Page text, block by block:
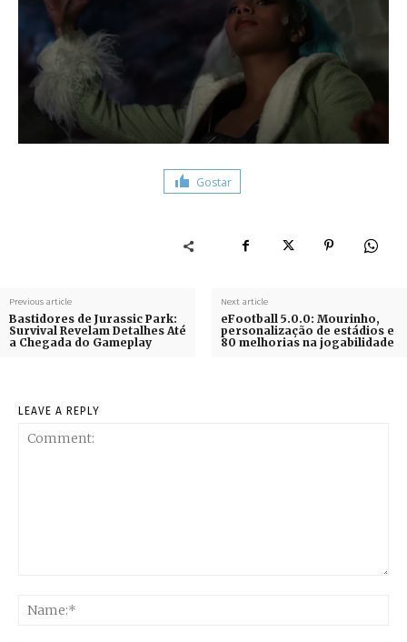
Gostar
Previous article
Bastidores de Jurassic Park:
Survival Revelam Detalhes Até
a Chegada do Gameplay
Next article
eFootball 5.0.0: Mourinho,
personalização de estádios e
80 melhorias na jogabilidade
LEAVE A REPLY